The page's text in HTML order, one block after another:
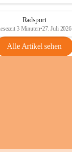
Radsport
3 Minuten•27. Juli 2026
Alle Artikel sehen